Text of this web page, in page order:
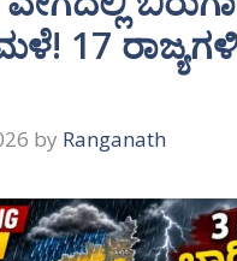
17
by Ranganath